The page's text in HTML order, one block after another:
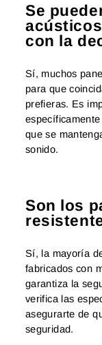
Se
con la
Sí, muchos
para que
prefieras. Es
que se
sonido.
Son los
Sí, la mayoría
fabricados con
garantiza la
verifica las
asegurarte de
seguridad.